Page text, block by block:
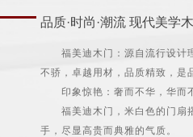
品质·时尚·潮流 现代美学
福美迪木门：源自流行设计
不骄，卓越用材，品质精致，是
印象惊艳：奢而不华，华而
福美迪木门，米白色的门扇
手，尽显高贵而典雅的气质。